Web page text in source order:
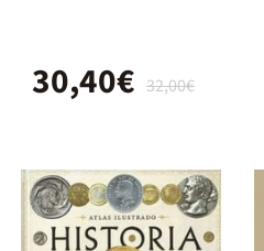
32,00€
30,40€